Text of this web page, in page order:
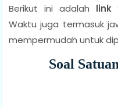
Berikut ini adalah link
Waktu juga termasuk
mempermudah untuk
Soal